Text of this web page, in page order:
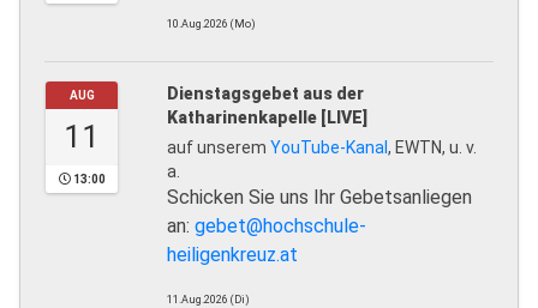
10.Aug.2026 (Mo)
AUG
11
13:00
Dienstagsgebet aus der
Katharinenkapelle [LIVE]
auf unserem YouTube-Kanal, EWTN, u. v.
a.
Schicken Sie uns Ihr Gebetsanliegen
an: gebet@hochschule-
heiligenkreuz.at
11.Aug.2026 (Di)